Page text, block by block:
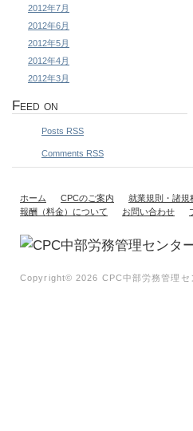
2012年7月
2012年6月
2012年5月
2012年4月
2012年3月
Feed on
Posts RSS
Comments RSS
ホーム CPCのご案内 就業規則・諸規
報酬（料金）について
お問い合わせ
Copyright©2026 CPC中部労務管理